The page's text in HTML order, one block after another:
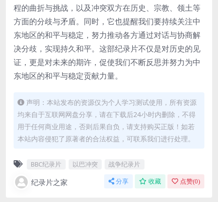
程的曲折与挑战，以及冲突双方在历史、宗教、领土等
方面的分歧与矛盾。同时，它也提醒我们要持续关注中
东地区的和平与稳定，努力推动各方通过对话与协商解
决分歧，实现持久和平。这部纪录片不仅是对历史的见
证，更是对未来的期许，促使我们不断反思并努力为中
东地区的和平与稳定贡献力量。
声明：本站发布的资源仅为个人学习测试使用，所有资源
均来自于互联网网盘分享，请在下载后24小时内删除，不得
用于任何商业用途，否则后果自负，请支持购买正版！如若
本站内容侵犯了原著者的合法权益，可联系我们进行处理。
BBC纪录片 以巴冲突 战争纪录片
纪录片之家 分享 收藏 点赞(0)